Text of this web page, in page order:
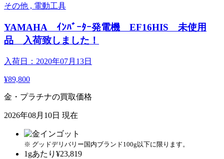
その他 , 電動工具
YAMAHA ｲﾝﾊﾞｰﾀｰ発電機 EF16HIS 未使用
品 入荷致しました！
入荷日：2020年07月13日
¥89,800
金・プラチナの買取価格
2026年08月10日 現在
※ グッドデリバリー国内ブランド100g以下に限ります。
1gあたり ¥23,819